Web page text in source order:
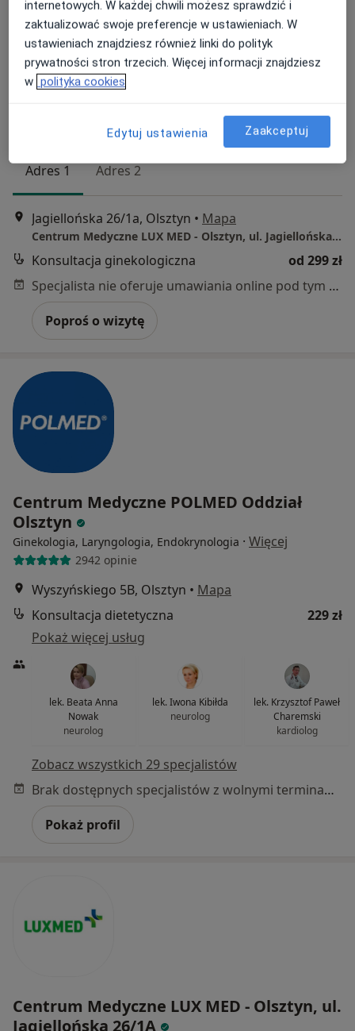
40 opinii
Adres 1 Adres 2
Jagiellońska 26/1a, Olsztyn • Mapa
Centrum Medyczne LUX MED - Olsztyn, ul. Jagiellońska 26/1A
Konsultacja ginekologiczna
od 299 zł
Specjalista nie oferuje umawiania online pod tym adresem.
Poproś o wizytę
Centrum Medyczne POLMED Oddział
Olsztyn
Ginekologia, Laryngologia, Endokrynologia · Więcej
2942 opinie
Wyszyńskiego 5B, Olsztyn • Mapa
Konsultacja dietetyczna
229 zł
Pokaż więcej usług
lek. Beata Anna
Nowak
neurolog
lek. Iwona Kibiłda
neurolog
lek. Krzysztof Paweł
Charemski
kardiolog
Zobacz wszystkich 29 specjalistów
Brak dostępnych specjalistów z wolnymi terminami w tym centrum medycznym.
Pokaż profil
Centrum Medyczne LUX MED - Olsztyn, ul.
Jagiellońska 26/1A
internetowych. W każdej chwili możesz sprawdzić i
zaktualizować swoje preferencje w ustawieniach. W
ustawieniach znajdziesz również linki do polityk
prywatności stron trzecich. Więcej informacji znajdziesz
w polityka cookies
Edytuj ustawienia Zaakceptuj